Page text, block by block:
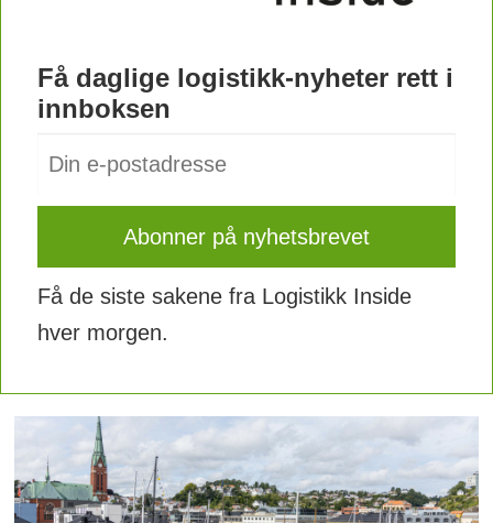
Få daglige logistikk-nyheter rett i
innboksen
Få de siste sakene fra Logistikk Inside
hver morgen.